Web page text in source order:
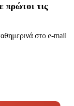
πρώτοι τις
στο e-mail